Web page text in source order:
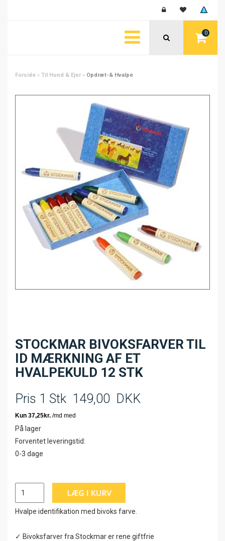
0
Forside » Til Hund & Ejer » Opdræt-& Hvalpe
STOCKMAR BIVOKSFARVER TIL
ID MÆRKNING AF ET
HVALPEKULD 12 STK
Pris 1 Stk 149,00 DKK
På lager
Forventet leveringstid:
0-3 dage
Hvalpe identifikation med bivoks farve.
✓ Bivoksfarver fra Stockmar er rene giftfrie